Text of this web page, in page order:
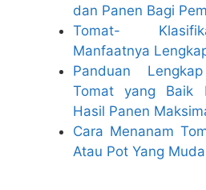
dan Panen Bagi
Tomat-
Manfaatnya
Panduan
Tomat yang Baik
Hasil Panen
Cara Menanam
Atau Pot Yang